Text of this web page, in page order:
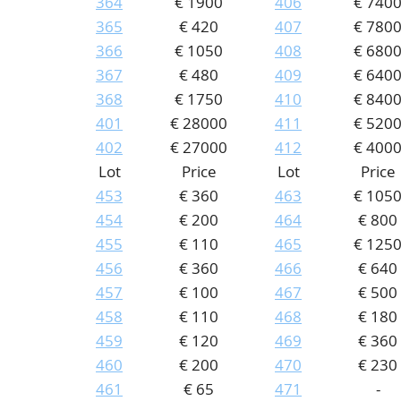
365
€ 420
366
€ 1050
367
€ 480
368
€ 1750
401
€ 28000
402
€ 27000
407
€ 7800
408
€ 6800
409
€ 6400
410
€ 8400
411
€ 5200
412
€ 4000
Lot
Price
453
€ 360
454
€ 200
455
€ 110
456
€ 360
457
€ 100
458
€ 110
459
€ 120
460
€ 200
461
€ 65
Lot
Price
463
€ 1050
464
€ 800
465
€ 1250
466
€ 640
467
€ 500
468
€ 180
469
€ 360
470
€ 230
471
-